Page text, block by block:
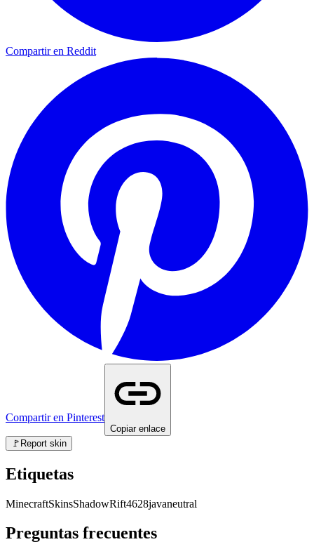
Compartir en Reddit
Compartir en Pinterest
Copiar enlace
🚩 Report skin
Etiquetas
MinecraftSkinsShadowRift4628javaneutral
Preguntas frecuentes